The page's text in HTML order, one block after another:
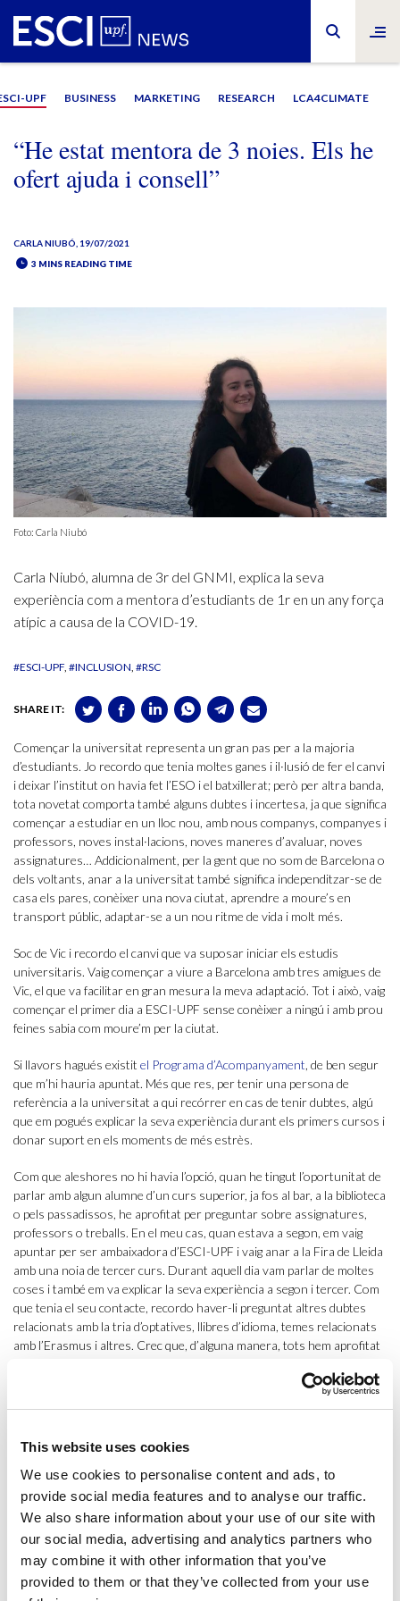
This website uses cookies
We use cookies to personalise content and ads, to
provide social media features and to analyse our traffic.
We also share information about your use of our site with
our social media, advertising and analytics partners who
may combine it with other information that you’ve
provided to them or that they’ve collected from your use
UPF BUSINESS MARKETING RESEARCH LCA4CLIMATE
“He estat mentora de 3 noies. Els he
ofert ajuda i consell”
CARLA NIUBÓ , 19/07/2021
3 MINS READING TIME
Foto: Carla Niubó
Carla Niubó, alumna de 3r del GNMI, explica la seva
experiència com a mentora d’estudiants de 1r en un any força
atípic a causa de la COVID-19.
#ESCI-UPF #INCLUSION #RSC
SHARE IT:
Començar la universitat representa un gran pas per a la majoria
d’estudiants. Jo recordo que tenia moltes ganes i il·lusió de fer el canvi
i deixar l’institut on havia fet l’ESO i el batxillerat; però per altra banda,
tota novetat comporta també alguns dubtes i incertesa, ja que significa
començar a estudiar en un lloc nou, amb nous companys, companyes i
professors, noves instal·lacions, noves maneres d’avaluar, noves
assignatures… Addicionalment, per la gent que no som de Barcelona o
dels voltants, anar a la universitat també significa independitzar-se de
casa els pares, conèixer una nova ciutat, aprendre a moure’s en
transport públic, adaptar-se a un nou ritme de vida i molt més.
Soc de Vic i recordo el canvi que va suposar iniciar els estudis
universitaris. Vaig començar a viure a Barcelona amb tres amigues de
Vic, el que va facilitar en gran mesura la meva adaptació. Tot i això, vaig
començar el primer dia a ESCI-UPF sense conèixer a ningú i amb prou
feines sabia com moure’m per la ciutat.
Si llavors hagués existit el Programa d’Acompanyament, de ben segur
que m’hi hauria apuntat. Més que res, per tenir una persona de
referència a la universitat a qui recórrer en cas de tenir dubtes, algú
que em pogués explicar la seva experiència durant els primers cursos i
donar suport en els moments de més estrès.
Com que aleshores no hi havia l’opció, quan he tingut l’oportunitat de
parlar amb algun alumne d’un curs superior, ja fos al bar, a la biblioteca
o pels passadissos, he aprofitat per preguntar sobre assignatures,
professors o treballs. En el meu cas, quan estava a segon, em vaig
apuntar per ser ambaixadora d’ESCI-UPF i vaig anar a la Fira de Lleida
amb una noia de tercer curs. Durant aquell dia vam parlar de moltes
coses i també em va explicar la seva experiència a segon i tercer. Com
que tenia el seu contacte, recordo haver-li preguntat altres dubtes
relacionats amb la tria d’optatives, llibres d’idioma, temes relacionats
amb l’Erasmus i altres. Crec que, d’alguna manera, tots hem aprofitat
ja que tot el que havia viscut durant els primers anys a la universitat
em va despertar les ganes d’ajudar a d’altres estudiants que es
poguessin trobar en la mateixa situació que jo.
Durant aquest curs he estat mentora de tres noies que començaven
primer. A causa de la COVID-19, les classes van començar de forma
presencial, però amb protocols estrictes i restriccions que dificultaven
les relacions socials (molt importants durant l’etapa universitària). A